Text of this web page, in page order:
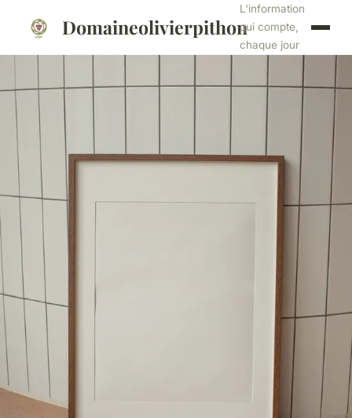
Domaineolivierpithon
L'information
qui compte,
chaque jour